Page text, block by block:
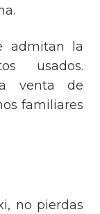
admitan la
usados.
venta de
familiares
no pierdas